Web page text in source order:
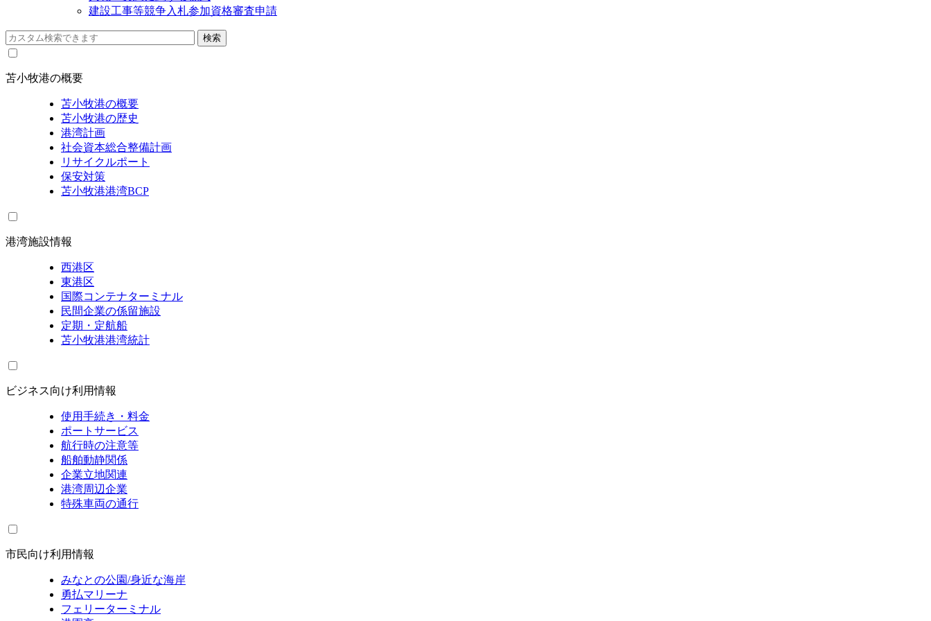
建設工事等競争入札参加資格審査申請
苫小牧港の概要
苫小牧港の概要
苫小牧港の歴史
港湾計画
社会資本総合整備計画
リサイクルポート
保安対策
苫小牧港港湾BCP
港湾施設情報
西港区
東港区
国際コンテナターミナル
民間企業の係留施設
定期・定航船
苫小牧港港湾統計
ビジネス向け利用情報
使用手続き・料金
ポートサービス
航行時の注意等
船舶動静関係
企業立地関連
港湾周辺企業
特殊車両の通行
市民向け利用情報
みなとの公園/身近な海岸
勇払マリーナ
フェリーターミナル